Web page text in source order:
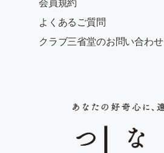
会員規約
よくあるご質問
クラブ三省堂のお問い合わせ